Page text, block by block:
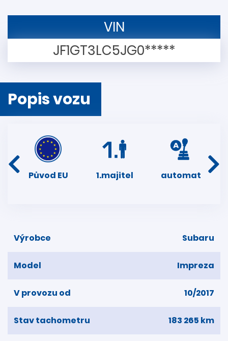
VIN
JF1GT3LC5JG0*****
Popis vozu
Původ EU 1.majitel automat
Výrobce Subaru
Model Impreza
V provozu od 10/2017
Stav tachometru 183 265 km